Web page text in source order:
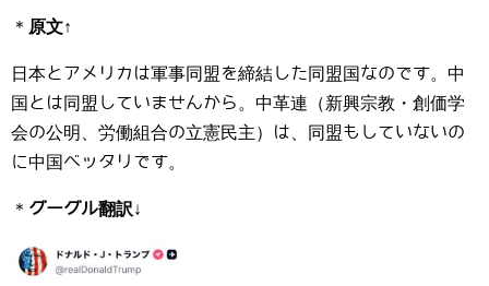
＊ 原文↑
日本とアメリカは軍事同盟を締結した同盟国なのです。中
国とは同盟していませんから。中革連（新興宗教・創価学
会の公明、労働組合の立憲民主）は、同盟もしていないの
に中国ベッタリです。
＊ グーグル翻訳↓